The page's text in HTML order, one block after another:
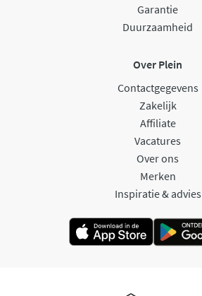
Garantie
Duurzaamheid
Over Plein
Contactgegevens
Zakelijk
Affiliate
Vacatures
Over ons
Merken
Inspiratie & advies